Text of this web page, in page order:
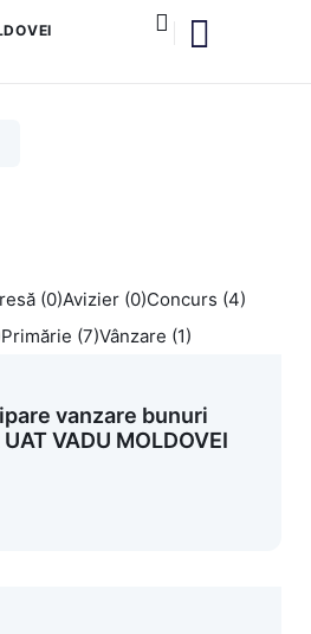
(0)Avizier (0)Concurs (4)
Primărie (7)Vânzare (1)
vanzare bunuri
VADU MOLDOVEI